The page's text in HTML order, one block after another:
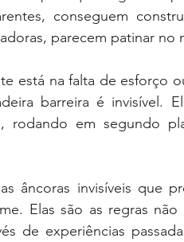
conseguem
parecem patinar no
está na falta de esforço
rodando em segundo
as âncoras invisíveis que
Elas são as regras
de experiências